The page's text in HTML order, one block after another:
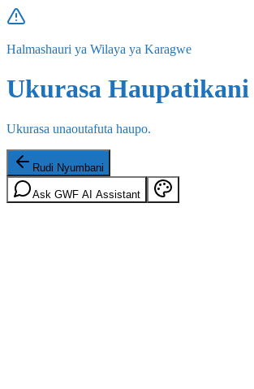
Halmashauri ya Wilaya ya Karagwe
Ukurasa Haupatikani
Ukurasa unaoutafuta haupo.
Rudi Nyumbani
Ask GWF AI Assistant